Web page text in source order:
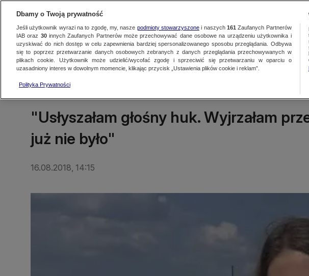
Oglądaj TVN24NajnowszeFaktyŚwiat PolskaRegionalne Więcej
"Usłyszałam głośny huk. Wyjrzałam
już nie było"
16.08.2018, 14:15
Dbamy o Twoją prywatność
Jeśli użytkownik wyrazi na to zgodę, my, nasze podmioty stowarzyszonei naszych 161 Zaufanych Partnerów
IAB oraz 30innych Zaufanych Partnerów może przechowywać dane osobowe na urządzeniu użytkownika i
uzyskiwać do nich dostęp w celu zapewnienia bardziej spersonalizowanego sposobu przeglądania. Odbywa
się to poprzez przetwarzanie danych osobowych zebranych z danych przeglądania przechowywanych w
plikach cookie. Użytkownik może udzielić/wycofać zgodę i sprzeciwić się przetwarzaniu w oparciu o
uzasadniony interes w dowolnym momencie, klikając przycisk „Ustawienia plików cookie i reklam”.
Polityka Prywatności